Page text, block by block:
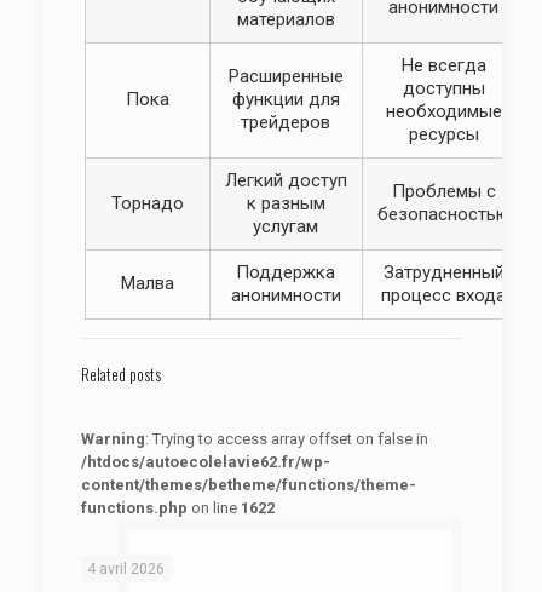
материалов
анонимности
Пока
Расширенные
функции для
трейдеров
Не всегда
доступны
необходимые
ресурсы
Торнадо
Легкий доступ
к разным
услугам
Проблемы с
безопасностью
Малва
Поддержка
анонимности
Затрудненный
процесс входа
Related posts
Warning: Trying to access array offset on false in
/htdocs/autoecolelavie62.fr/wp-
content/themes/betheme/functions/theme-
functions.php on line 1622
4 avril 2026